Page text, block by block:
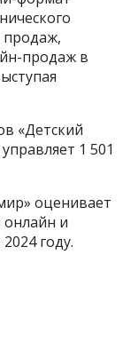
продаж,
продаж в
«Детский
1 501
оценивает
онлайн и
году.